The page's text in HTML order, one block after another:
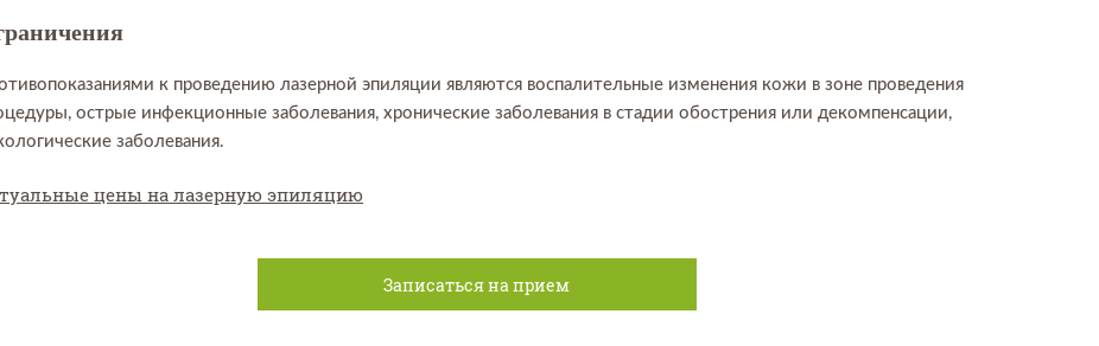
к проведению лазерной эпиляции являются воспалительные изменения кожи в зоне проведения
острые инфекционные заболевания, хронические заболевания в стадии обострения или декомпенсации,
заболевания.
цены на лазерную эпиляцию
Записаться на прием